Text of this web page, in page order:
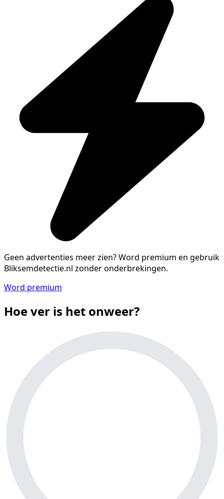
Geen advertenties meer zien?Word premium en gebruik
Bliksemdetectie.nl zonder onderbrekingen.
Word premium
Hoe ver is het onweer?